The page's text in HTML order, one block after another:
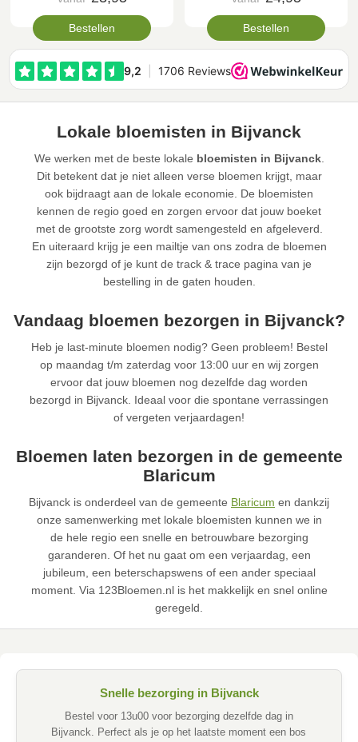
Bestellen Bestellen
Lokale bloemisten in Bijvanck
We werken met de beste lokale bloemisten in Bijvanck.
Dit betekent dat je niet alleen verse bloemen krijgt, maar
ook bijdraagt aan de lokale economie. De bloemisten
kennen de regio goed en zorgen ervoor dat jouw boeket
met de grootste zorg wordt samengesteld en afgeleverd.
En uiteraard krijg je een mailtje van ons zodra de bloemen
zijn bezorgd of je kunt de track & trace pagina van je
bestelling in de gaten houden.
Vandaag bloemen bezorgen in Bijvanck?
Heb je last-minute bloemen nodig? Geen probleem! Bestel
op maandag t/m zaterdag voor 13:00 uur en wij zorgen
ervoor dat jouw bloemen nog dezelfde dag worden
bezorgd in Bijvanck. Ideaal voor die spontane verrassingen
of vergeten verjaardagen!
Bloemen laten bezorgen in de gemeente
Blaricum
Bijvanck is onderdeel van de gemeente Blaricum en dankzij
onze samenwerking met lokale bloemisten kunnen we in
de hele regio een snelle en betrouwbare bezorging
garanderen. Of het nu gaat om een verjaardag, een
jubileum, een beterschapswens of een ander speciaal
moment. Via 123Bloemen.nl is het makkelijk en snel online
geregeld.
Snelle bezorging in Bijvanck
Bestel voor 13u00 voor bezorging dezelfde dag in
Bijvanck. Perfect als je op het laatste moment een bos